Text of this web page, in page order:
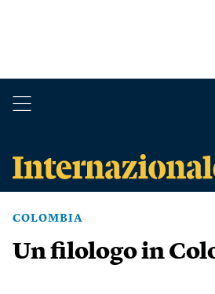
COLOMBIA
Un filologo in